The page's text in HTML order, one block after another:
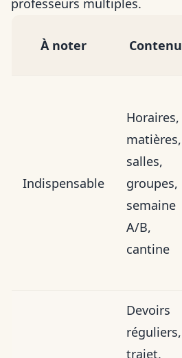
professeurs multiples.
À noter Contenu
Indispensable
Horaires,
matières,
salles,
groupes,
semaine
A/B,
cantine
Devoirs
réguliers,
trajet,